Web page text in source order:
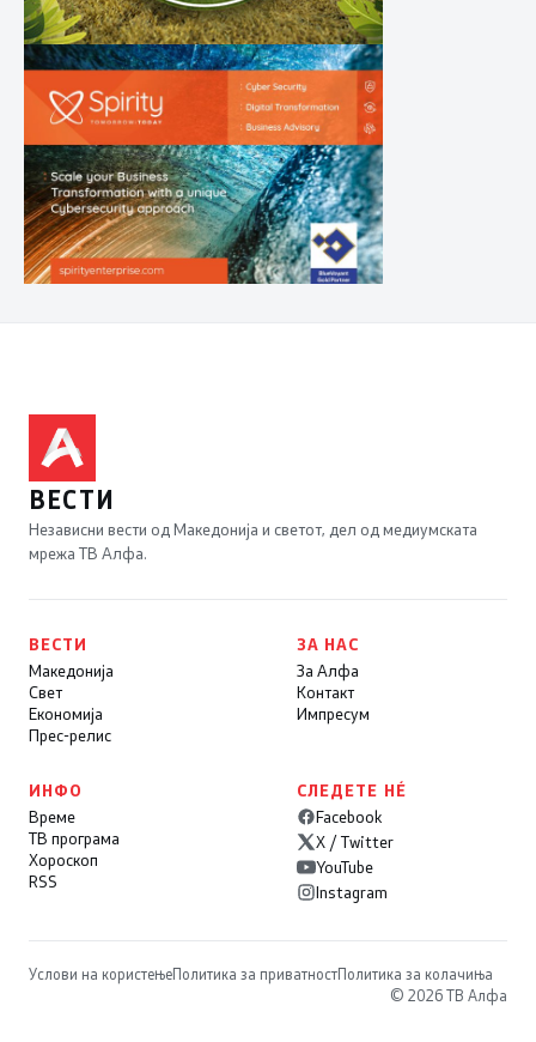
ВЕСТИ
Независни вести од Македонија и светот, дел од медиумската
мрежа ТВ Алфа.
ВЕСТИ
Македонија
Свет
Економија
Прес-релис
ЗА НАС
За Алфа
Контакт
Импресум
ИНФО
Време
ТВ програма
Хороскоп
RSS
СЛЕДЕТЕ НÉ
Facebook
X / Twitter
YouTube
Instagram
Услови на користењеПолитика за приватностПолитика за колачиња
© 2026 ТВ Алфа